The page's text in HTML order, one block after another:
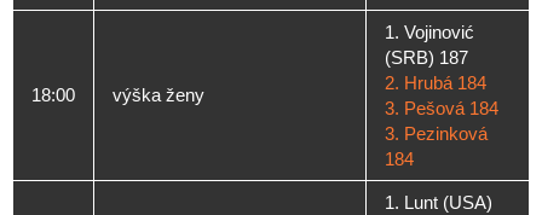
18:00 výška ženy
1. Vojinović
(SRB) 187
2. Hrubá 184
3. Pešová 184
3. Pezinková
184
1. Lunt (USA)